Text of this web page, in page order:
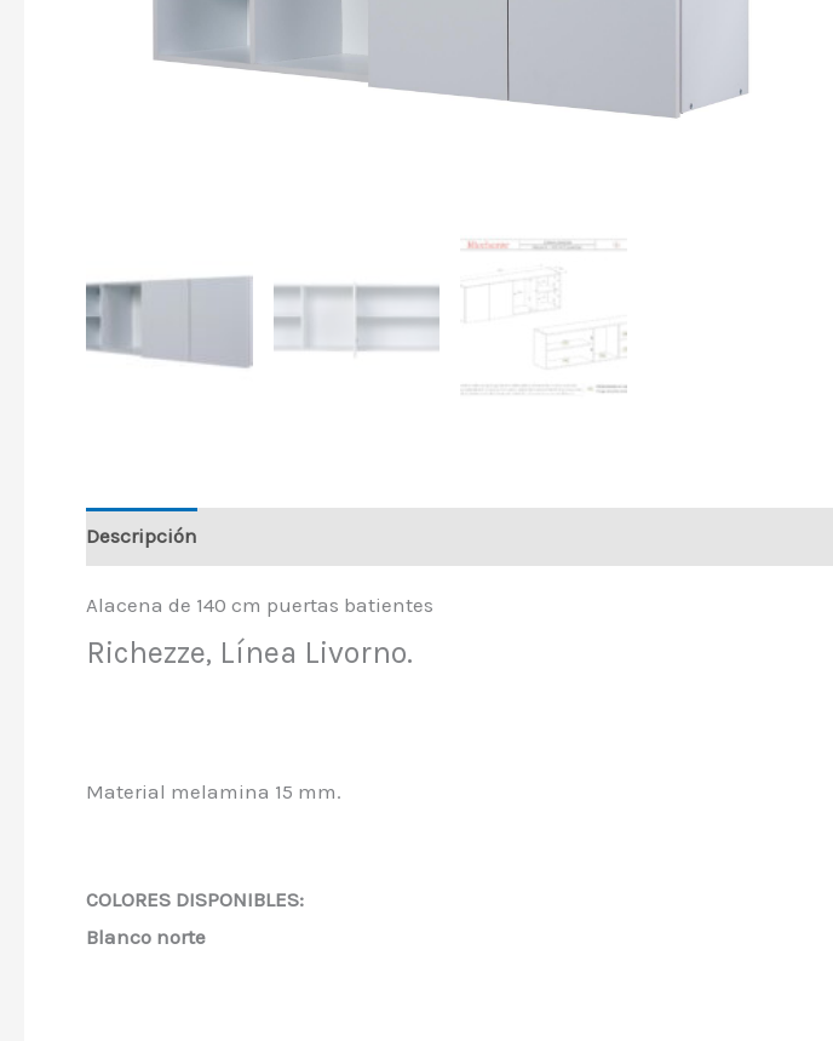
Descripción
Alacena de 140 cm puertas batientes
Richezze, Línea Livorno.
Material melamina 15 mm.
COLORES DISPONIBLES:
Blanco norte